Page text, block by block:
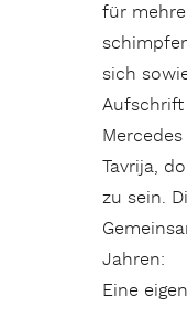
für
sich
Aufschrift
Tavrija,
zu sein.
Jahren:
Eine